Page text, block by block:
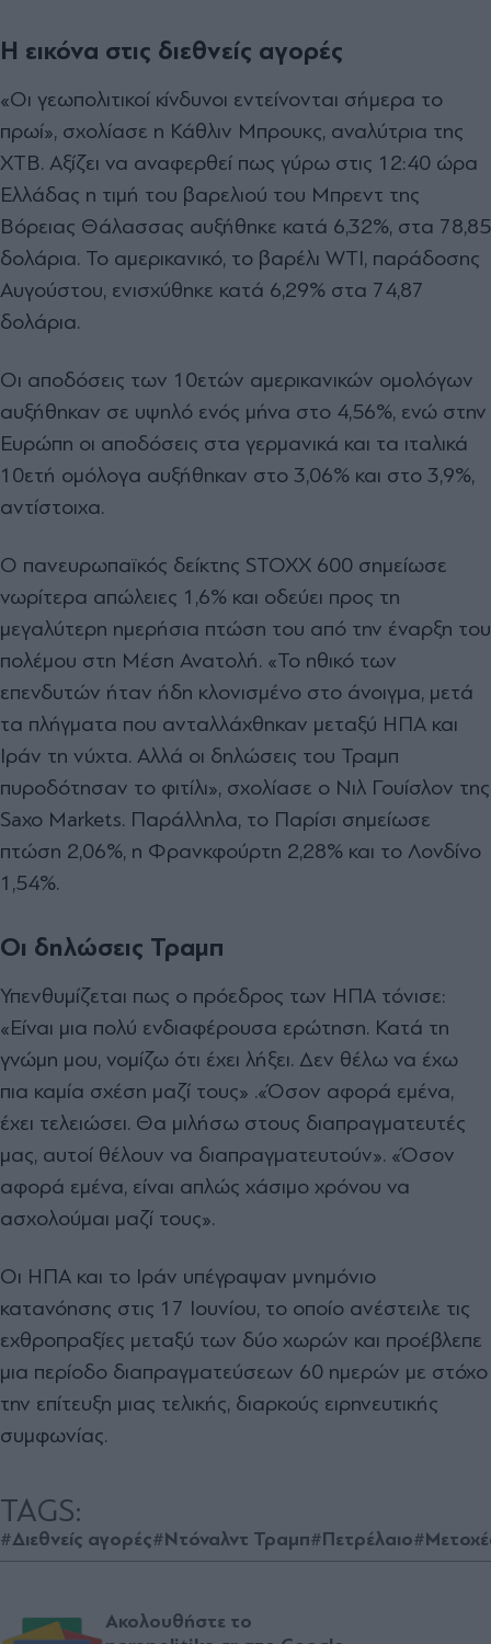
Η εικόνα στις διεθνείς αγορές
«Οι γεωπολιτικοί κίνδυνοι εντείνονται σήμερα το
πρωί», σχολίασε η Κάθλιν Μπρουκς, αναλύτρια της
XTB. Αξίζει να αναφερθεί πως γύρω στις 12:40 ώρα
Ελλάδας η τιμή του βαρελιού του Μπρεντ της
Βόρειας Θάλασσας αυξήθηκε κατά 6,32%, στα 78,85
δολάρια. Το αμερικανικό, το βαρέλι WTI, παράδοσης
Αυγούστου, ενισχύθηκε κατά 6,29% στα 74,87
δολάρια.
Οι αποδόσεις των 10ετών αμερικανικών ομολόγων
αυξήθηκαν σε υψηλό ενός μήνα στο 4,56%, ενώ στην
Ευρώπη οι αποδόσεις στα γερμανικά και τα ιταλικά
10ετή ομόλογα αυξήθηκαν στο 3,06% και στο 3,9%,
αντίστοιχα.
Ο πανευρωπαϊκός δείκτης STOXX 600 σημείωσε
νωρίτερα απώλειες 1,6% και οδεύει προς τη
μεγαλύτερη ημερήσια πτώση του από την έναρξη του
πολέμου στη Μέση Ανατολή. «Το ηθικό των
επενδυτών ήταν ήδη κλονισμένο στο άνοιγμα, μετά
τα πλήγματα που ανταλλάχθηκαν μεταξύ ΗΠΑ και
Ιράν τη νύχτα. Αλλά οι δηλώσεις του Τραμπ
πυροδότησαν το φιτίλι», σχολίασε ο Νιλ Γουίσλον της
Saxo Markets. Παράλληλα, το Παρίσι σημείωσε
πτώση 2,06%, η Φρανκφούρτη 2,28% και το Λονδίνο
1,54%.
Οι δηλώσεις Τραμπ
Υπενθυμίζεται πως ο πρόεδρος των ΗΠΑ τόνισε:
«Είναι μια πολύ ενδιαφέρουσα ερώτηση. Κατά τη
γνώμη μου, νομίζω ότι έχει λήξει. Δεν θέλω να έχω
πια καμία σχέση μαζί τους» .«Όσον αφορά εμένα,
έχει τελειώσει. Θα μιλήσω στους διαπραγματευτές
μας, αυτοί θέλουν να διαπραγματευτούν». «Όσον
αφορά εμένα, είναι απλώς χάσιμο χρόνου να
ασχολούμαι μαζί τους».
Οι ΗΠΑ και το Ιράν υπέγραψαν μνημόνιο
κατανόησης στις 17 Ιουνίου, το οποίο ανέστειλε τις
εχθροπραξίες μεταξύ των δύο χωρών και προέβλεπε
μια περίοδο διαπραγματεύσεων 60 ημερών με στόχο
την επίτευξη μιας τελικής, διαρκούς ειρηνευτικής
συμφωνίας.
TAGS:
#Διεθνείς αγορές#Ντόναλντ Τραμπ#Πετρέλαιο
Ακολουθήστε το